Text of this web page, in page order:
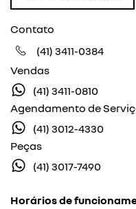
Contato
(41) 3411-0384
Vendas
(41) 3411-0810
Agendamento de
(41) 3012-4330
Peças
(41) 3017-7490
Horários de